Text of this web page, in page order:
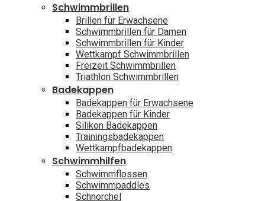
Schwimmbrillen
Brillen für Erwachsene
Schwimmbrillen für Damen
Schwimmbrillen für Kinder
Wettkampf Schwimmbrillen
Freizeit Schwimmbrillen
Triathlon Schwimmbrillen
Badekappen
Badekappen für Erwachsene
Badekappen für Kinder
Silikon Badekappen
Trainingsbadekappen
Wettkampfbadekappen
Schwimmhilfen
Schwimmflossen
Schwimmpaddles
Schnorchel